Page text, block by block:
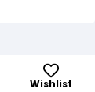
Wishlist